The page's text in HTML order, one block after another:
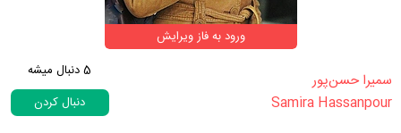
ورود به فاز ویرایش
‏سمیرا حسن‌پور‏
Samira Hassanpour
5دنبال میشه
دنبال کردن